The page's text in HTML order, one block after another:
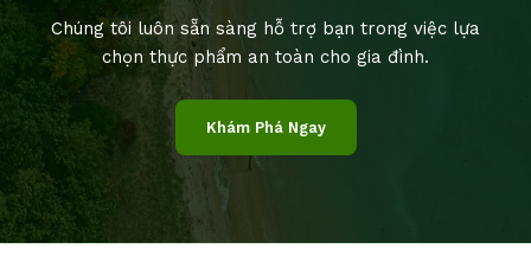
Chúng tôi luôn sẵn sàng hỗ trợ bạn trong việc lựa
chọn thực phẩm an toàn cho gia đình.
Khám Phá Ngay